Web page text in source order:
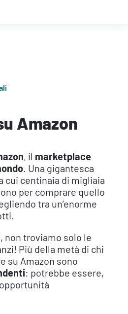
Amazon
, il marketplace
. Una gigantesca
cui centinaia di migliaia
per comprare quello
tra un’enorme
non troviamo solo le
Più della metà di chi
su Amazon sono
: potrebbe essere,